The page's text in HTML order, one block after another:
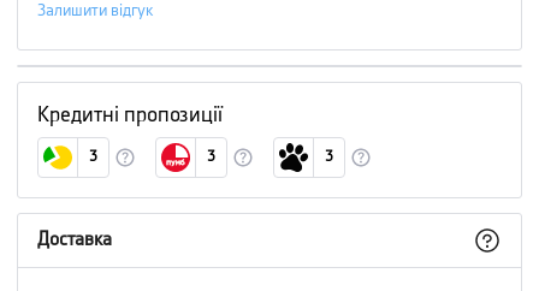
Залишити відгук
Кредитні пропозиції
3 3 3
Доставка